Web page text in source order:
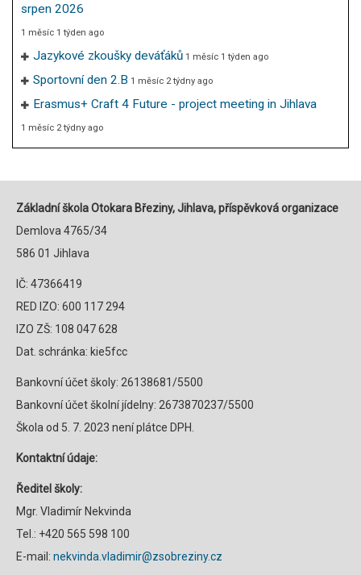
srpen 2026
1 měsíc 1 týden ago
Jazykové zkoušky deváťáků 1 měsíc 1 týden ago
Sportovní den 2.B 1 měsíc 2 týdny ago
Erasmus+ Craft 4 Future - project meeting in Jihlava
1 měsíc 2 týdny ago
Základní škola Otokara Březiny, Jihlava, příspěvková organizace
Demlova 4765/34
586 01 Jihlava
IČ: 47366419
RED IZO: 600 117 294
IZO ZŠ: 108 047 628
Dat. schránka: kie5fcc
Bankovní účet školy: 26138681/5500
Bankovní účet školní jídelny: 2673870237/5500
Škola od 5. 7. 2023 není plátce DPH.
Kontaktní údaje:
Ředitel školy:
Mgr. Vladimír Nekvinda
Tel.: +420 565 598 100
E-mail: nekvinda.vladimir@zsobreziny.cz